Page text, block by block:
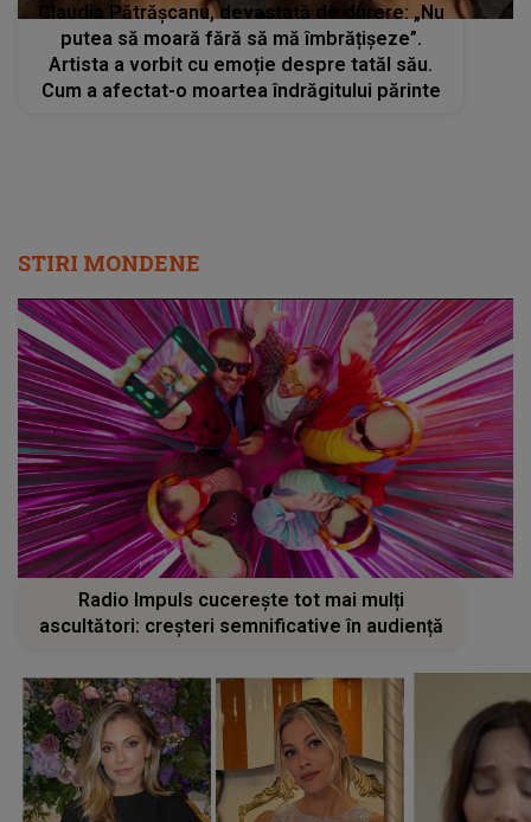
Claudia Pătrășcanu, devastată de durere: „Nu
putea să moară fără să mă îmbrățișeze”.
Artista a vorbit cu emoție despre tatăl său.
Cum a afectat-o moartea îndrăgitului părinte
STIRI MONDENE
Radio Impuls cucerește tot mai mulți
ascultători: creșteri semnificative în audiență